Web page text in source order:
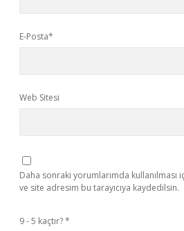
E-Posta*
Web Sitesi
Daha sonraki yorumlarımda kullanılması
ve site adresim bu tarayıcıya kaydedilsin.
9 - 5 kaçtır?*